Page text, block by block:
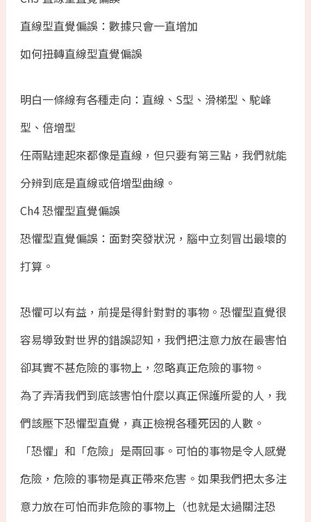
直線型直覺偏誤：數據只會一直增加
如何扭轉直線型直覺偏誤
明白一條線有各種走向：直線、S型、滑梯型、駝峰
型、倍增型
任兩點連起來都像是直線，但只要有第三點，我們就能
分辨到底是直線或倍增型曲線。
Ch4 恐懼型直覺偏誤
恐懼型直覺偏誤：面對突發狀況，腦中立刻冒出最壞的
打算。
恐懼可以有益，前提是得針對對的事物。恐懼型直覺很
容易導致對世界的錯誤認知，我們把注意力放在最害怕
卻其實不甚危險的事物上，忽略真正危險的事物。
為了弄清我們到底該害怕什麼以真正保護所愛的人，我
們該壓下恐懼型直覺，真正檢視各種死因的人數。
「恐懼」和「危險」是兩回事。可怕的事物是令人感覺
危險，危險的事物是真正帶來危害。如果我們把太多注
意力放在可怕而非危險的事物上（也就是太過關注恐